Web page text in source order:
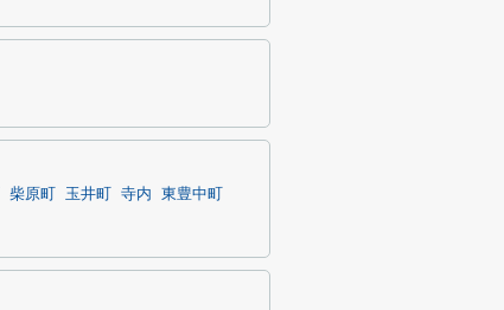
柴原町 玉井町 寺内
東豊中町